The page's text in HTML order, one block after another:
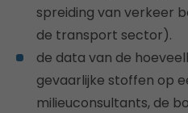
spreiding van verkeer
de transport sector).
de data van de
gevaarlijke stoffen op
milieuconsultants, de